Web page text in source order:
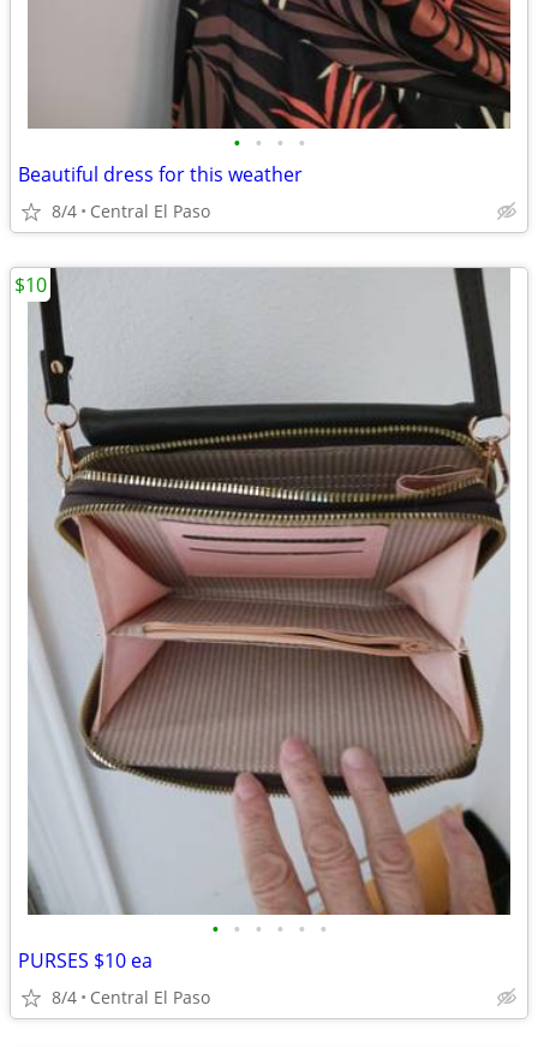
• • • •
Beautiful dress for this weather
8/4 Central El Paso
• • • • • •
PURSES $10 ea
8/4 Central El Paso
$10